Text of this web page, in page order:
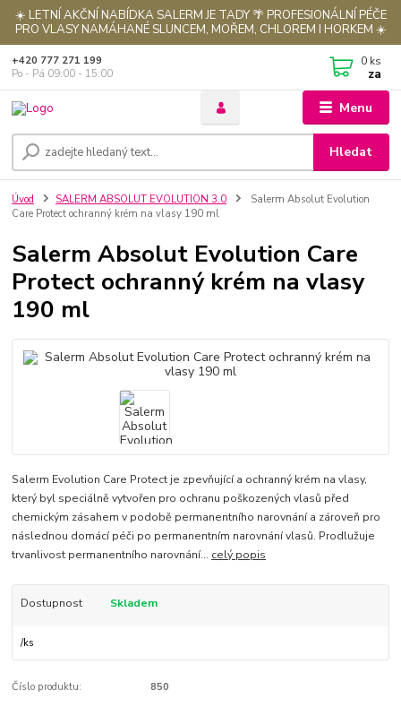
☀️ LETNÍ AKČNÍ NABÍDKA SALERM JE TADY 🌴 PROFESIONÁLNÍ PÉČE
PRO VLASY NAMÁHANÉ SLUNCEM, MOŘEM, CHLOREM I HORKEM ☀️
Menu
Hledat
+420 777 271 199
Po - Pá 09:00 - 15:00
0 ks
za
Úvod SALERM ABSOLUT EVOLUTION 3.0
Salerm Absolut Evolution
Care Protect ochranný krém na vlasy 190 ml
Salerm Absolut Evolution Care
Protect ochranný krém na vlasy
190 ml
Salerm Evolution Care Protect je zpevňující a ochranný krém na vlasy,
který byl speciálně vytvořen pro ochranu poškozených vlasů před
chemickým zásahem v podobě permanentního narovnání a zároveň pro
následnou domácí péči po permanentním narovnání vlasů. Prodlužuje
trvanlivost permanentního narovnání... celý popis
Dostupnost Skladem
/ks
Číslo produktu: 850